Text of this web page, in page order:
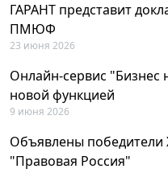
ГАРАНТ представит
ПМЮФ
23 июня 2026
Онлайн-сервис "Бизнес
новой функцией
9 июня 2026
Объявлены победители
"Правовая Россия"